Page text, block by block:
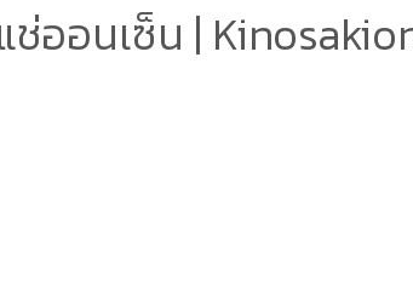
ช่ออนเซ็น |